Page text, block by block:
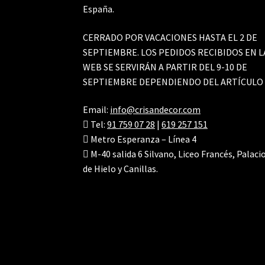
España.
CERRADO POR VACACIONES HASTA EL 2 DE
SEPTIEMBRE. LOS PEDIDOS RECIBIDOS EN
WEB SE SERVIRÁN A PARTIR DEL 9-10 DE
SEPTIEMBRE DEPENDIENDO DEL ARTÍCULO
Email: info@crisandecor.com
Tel:91 759 07 28 |619 257 151
Metro Esperanza – Línea 4
M-40 salida 6 Silvano, Liceo Francés,
de Hielo y Canillas.